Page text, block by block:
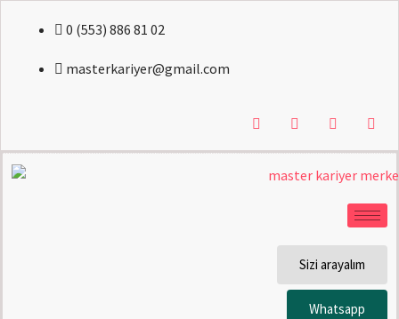
0 (553) 886 81 02
masterkariyer@gmail.com
Sizi arayalım
Whatsapp